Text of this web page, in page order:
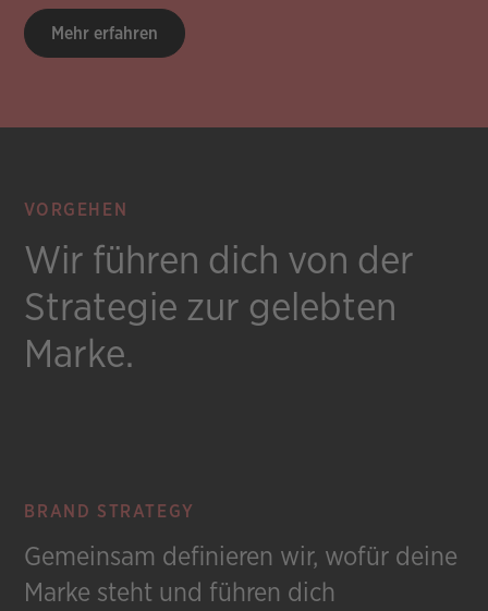
Mehr erfahren
VORGEHEN
Wir führen dich von der
Strategie zur gelebten
Marke.
BRAND STRATEGY
Gemeinsam definieren wir, wofür deine
Marke steht und führen dich